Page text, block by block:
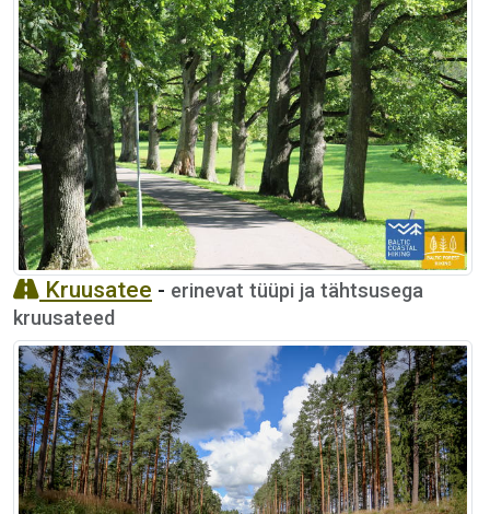
Kruusatee - erinevat tüüpi ja tähtsusega
kruusateed